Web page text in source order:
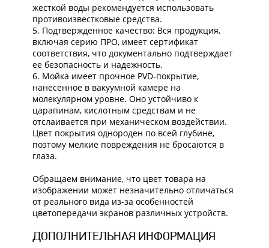
жесткой воды рекомендуется использовать
противоизвестковые средства.
5. Подтвержденное качество: Вся продукция,
включая серию ПРО, имеет сертификат
соответствия, что документально подтверждает
ее безопасность и надежность.
6. Mойка имеет прочное PVD-покрытие,
нанесённое в вакуумной камере на
молекулярном уровне. Оно устойчиво к
царапинам, кислотным средствам и не
отслаивается при механическом воздействии.
Цвет покрытия однороден по всей глубине,
поэтому мелкие повреждения не бросаются в
глаза.
Обращаем внимание, что цвет товара на
изображении может незначительно отличаться
от реального вида из-за особенностей
цветопередачи экранов различных устройств.
ДОПОЛНИТЕЛЬНАЯ ИНФОРМАЦИЯ